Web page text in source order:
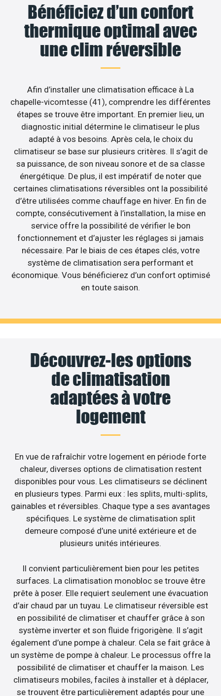
Bénéficiez d’un confort
thermique optimal avec
une clim réversible
Afin d’installer une climatisation efficace à La
chapelle-vicomtesse (41), comprendre les différentes
étapes se trouve être important. En premier lieu, un
diagnostic initial détermine le climatiseur le plus
adapté à vos besoins. Après cela, le choix du
climatiseur se base sur plusieurs critères. Il s’agit de
sa puissance, de son niveau sonore et de sa classe
énergétique. De plus, il est impératif de noter que
certaines climatisations réversibles ont la possibilité
d’être utilisées comme chauffage en hiver. En fin de
compte, consécutivement à l’installation, la mise en
service offre la possibilité de vérifier le bon
fonctionnement et d’ajuster les réglages si jamais
nécessaire. Par le biais de ces étapes clés, votre
système de climatisation sera performant et
économique. Vous bénéficierez d’un confort optimisé
en toute saison.
Découvrez-les options
de climatisation
adaptées à votre
logement
En vue de rafraîchir votre logement en période forte
chaleur, diverses options de climatisation restent
disponibles pour vous. Les climatiseurs se déclinent
en plusieurs types. Parmi eux : les splits, multi-splits,
gainables et réversibles. Chaque type a ses avantages
spécifiques. Le système de climatisation split
demeure composé d’une unité extérieure et de
plusieurs unités intérieures.
Il convient particulièrement bien pour les petites
surfaces. La climatisation monobloc se trouve être
prête à poser. Elle requiert seulement une évacuation
d’air chaud par un tuyau. Le climatiseur réversible est
en possibilité de climatiser et chauffer grâce à son
système inverter et son fluide frigorigène. Il s’agit
également d’une pompe à chaleur. Cela se fait grâce à
un système de pompe à chaleur. Le processus offre la
possibilité de climatiser et chauffer la maison. Les
climatiseurs mobiles, faciles à installer et à déplacer,
se trouvent être particulièrement adaptés pour une